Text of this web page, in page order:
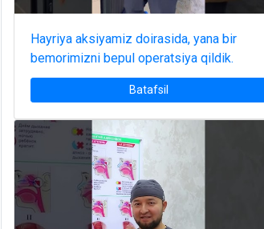
Hayriya aksiyamiz doirasida, yana bir
bemorimizni bepul operatsiya qildik.
Batafsil